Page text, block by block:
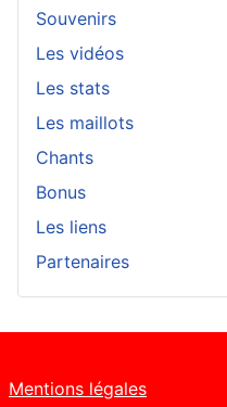
Souvenirs
Les vidéos
Les stats
Les maillots
Chants
Bonus
Les liens
Partenaires
Mentions légales